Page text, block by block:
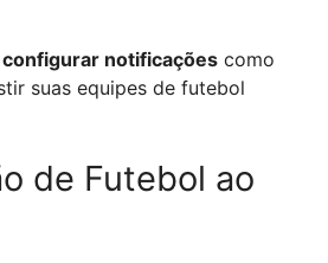
configurar notificações como
suas equipes de futebol
de Futebol ao